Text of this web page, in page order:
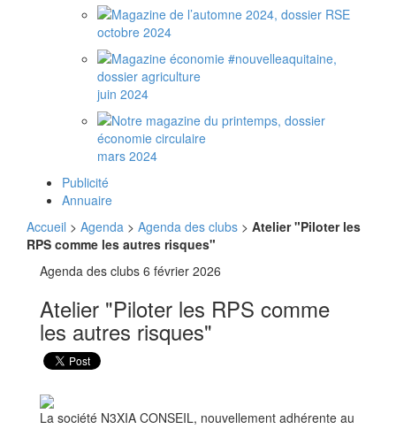
octobre 2024
juin 2024
mars 2024
Publicité
Annuaire
Accueil > Agenda > Agenda des clubs > Atelier "Piloter les
RPS comme les autres risques"
Agenda des clubs 6 février 2026
Atelier "Piloter les RPS comme
les autres risques"
La société N3XIA CONSEIL, nouvellement adhérente au